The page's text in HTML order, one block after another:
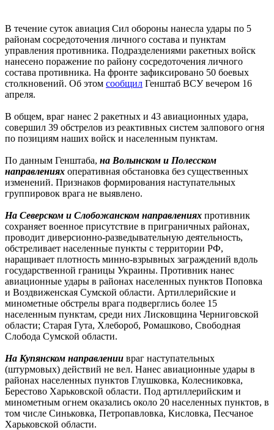
В течение суток авиация Сил обороны нанесла удары по 5
районам сосредоточения личного состава и пунктам
управления противника. Подразделениями ракетных войск
нанесено поражение по району сосредоточения личного
состава противника. На фронте зафиксировано 50 боевых
столкновений. Об этом сообщил Генштаб ВСУ вечером 16
апреля.
В общем, враг нанес 2 ракетных и 43 авиационных удара,
совершил 39 обстрелов из реактивных систем залпового огня
по позициям наших войск и населенным пунктам.
По данным Генштаба, на Волынском и Полесском
направлениях оперативная обстановка без существенных
изменений. Признаков формирования наступательных
группировок врага не выявлено.
На Северском и Слобожанском направлениях противник
сохраняет военное присутствие в приграничных районах,
проводит диверсионно-разведывательную деятельность,
обстреливает населенные пункты с территории РФ,
наращивает плотность минно-взрывных заграждений вдоль
государственной границы Украины. Противник нанес
авиационные удары в районах населенных пунктов Поповка
и Воздвиженская Сумской области. Артиллерийские и
минометные обстрелы врага подверглись более 15
населенным пунктам, среди них Лисковщина Черниговской
области; Старая Гута, Хлебороб, Ромашково, Свободная
Слобода Сумской области.
На Купянском направлении враг наступательных
(штурмовых) действий не вел. Нанес авиационные удары в
районах населенных пунктов Глушковка, Колесниковка,
Берестово Харьковской области. Под артиллерийским и
минометным огнем оказались около 20 населенных пунктов, в
том числе Синьковка, Петропавловка, Кисловка, Песчаное
Харьковской области.